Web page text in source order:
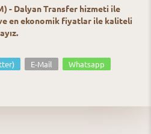
- Dalyan Transfer hizmeti ile
en ekonomik fiyatlar ile kaliteli
E-Mail Whatsapp